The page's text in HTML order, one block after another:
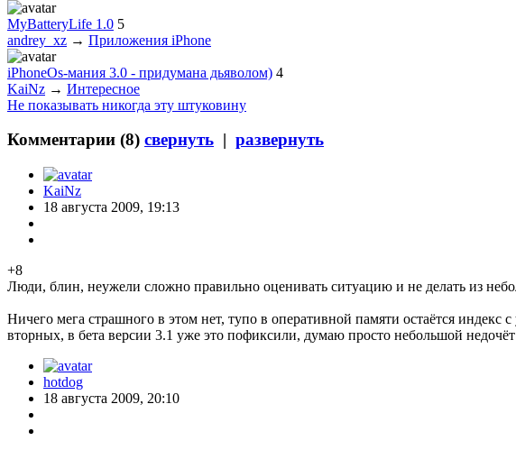
MyBatteryLife 1.0 5
andrey_xz → Приложения iPhone
iPhoneOs-мания 3.0 - придумана дьяволом) 4
KaiNz → Интересное
Не показывать никогда эту штуковину
Комментарии (8) свернуть | развернуть
KaiNz
18 августа 2009, 19:13
+8
Люди, блин, неужели сложно правильно оценивать ситуацию и не делать из
Ничего мега страшного в этом нет, тупо в оперативной памяти остаётся
вторных, в бета версии 3.1 уже это пофиксили, думаю просто небольшой
hotdog
18 августа 2009, 20:10